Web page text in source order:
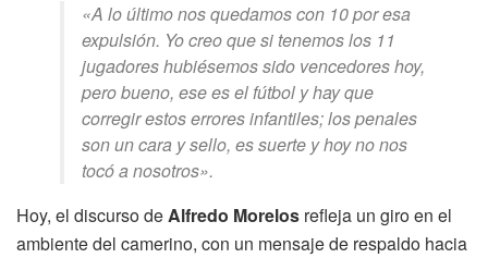
«A lo último nos quedamos con 10 por esa
expulsión. Yo creo que si tenemos los 11
jugadores hubiésemos sido vencedores hoy,
pero bueno, ese es el fútbol y hay que
corregir estos errores infantiles; los penales
son un cara y sello, es suerte y hoy no nos
tocó a nosotros».
Hoy, el discurso deAlfredo Morelos refleja un giro en el
ambiente del camerino, con un mensaje de respaldo hacia